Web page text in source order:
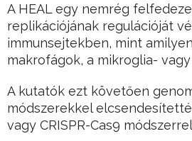
A HEAL egy nemrég
replikációjának regulációját
immunsejtekben, mint
makrofágok, a mikroglia-
A kutatók ezt követően
módszerekkel
vagy CRISPR-Cas9